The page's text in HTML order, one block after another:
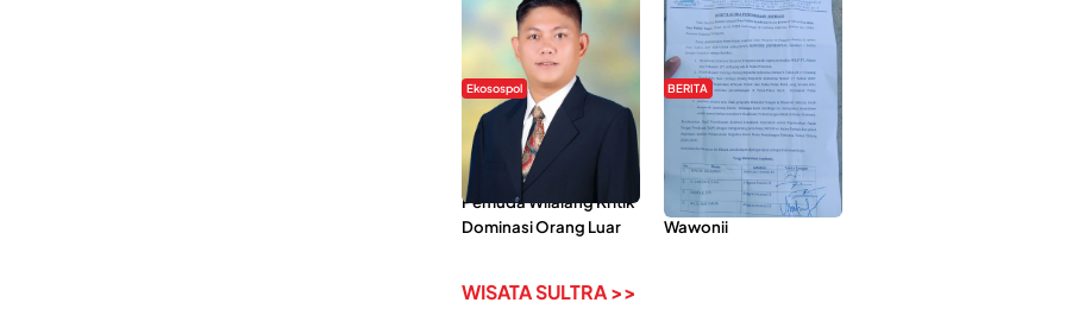
Ekosospol
Slogan Pemberdayaan
Lokal Dinilai Hanya
Pemanis, Tokoh
Pemuda Wilalang Kritik
Dominasi Orang Luar
BERITA
Hipmawani Bersama
DPRD Sultra Sepakati
RDP Perihal IUP
Pertambangan di Pulau
Wawonii
WISATA SULTRA >>